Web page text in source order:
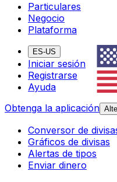
Particulares
Negocio
Plataforma
ES-US
Iniciar sesión
Registrarse
Ayuda
Obtenga la aplicación
Conversor de
Gráficos de divisas
Alertas de tipos
Enviar dinero